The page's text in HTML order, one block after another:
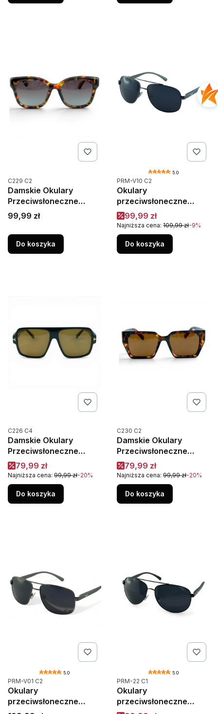
Kod produktu
C229 C2
Damskie Okulary
Przeciwsłoneczne
Polaryzacja UV400
Camilla C229C2
Szylkret
Cena
99,99 zł
Do koszyka
5.0
Kod produktu
PRM-V10 C2
Okulary
przeciwsłoneczne
męskie Aviator Prius
AERO PRM-V10 C2
Czarne – polaryzacja,
UV400
Cena promocyjna
99,99 zł
Najniższa cena: 109,99 zł-9%
Do koszyka
Kod produktu
C226 C4
Damskie Okulary
Przeciwsłoneczne
Polaryzacja UV400
Camilla C226C4 Czarne
Cena promocyjna
79,99 zł
Najniższa cena: 99,99 zł-20%
Do koszyka
Kod produktu
C230 C2
Damskie Okulary
Przeciwsłoneczne
Polaryzacja UV400
Camilla C230C2
Szylkret
Cena promocyjna
79,99 zł
Najniższa cena: 99,99 zł-20%
Do koszyka
5.0
Kod produktu
PRM-V01 C2
Okulary
przeciwsłoneczne
męskie z polaryzacją
5.0
Kod produktu
PRM-22 C1
Okulary
przeciwsłoneczne
męskie z polaryzacją